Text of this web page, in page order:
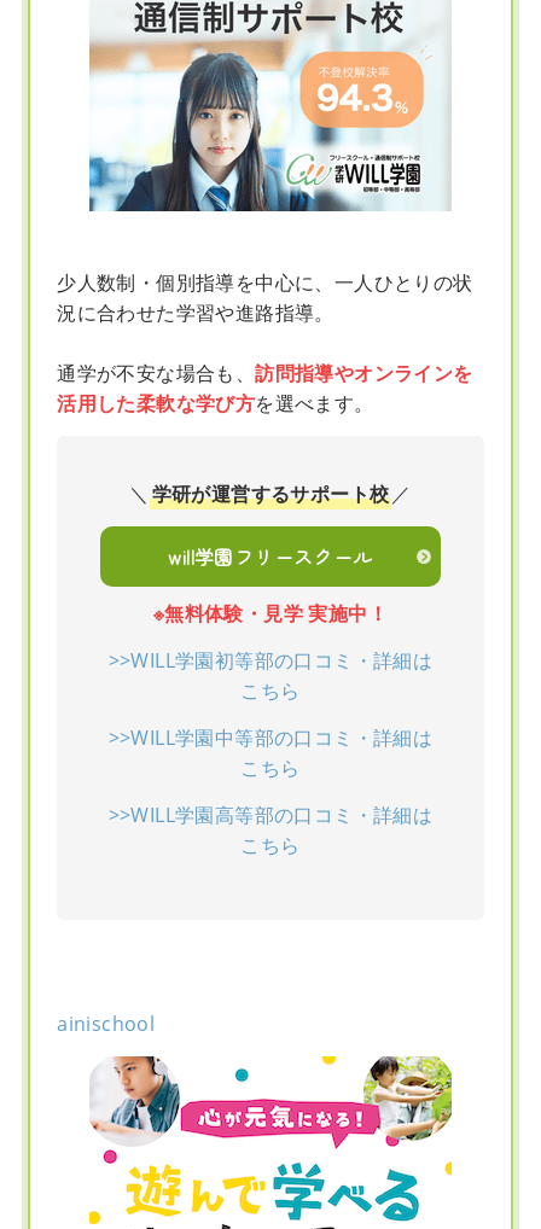
少人数制・個別指導を中心に、一人ひとりの状
況に合わせた学習や進路指導。
通学が不安な場合も、訪問指導やオンラインを
活用した柔軟な学び方を選べます。
＼ 学研が運営するサポート校 ／
will学園フリースクール
※無料体験・見学 実施中！
>>WILL学園初等部の口コミ・詳細は
こちら
>>WILL学園中等部の口コミ・詳細は
こちら
>>WILL学園高等部の口コミ・詳細は
こちら
ainischool